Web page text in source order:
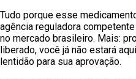
Tudo porque esse
agência reguladora
no mercado brasileiro. Mais:
liberado, você já não estará
lentidão para sua aprovação.